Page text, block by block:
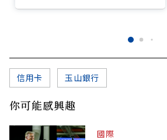
信用卡 玉山銀行
你可能感興趣
國際